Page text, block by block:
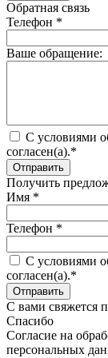
Обратная связь
Телефон *
Ваше обращение:
C условиями
согласен(а).*
Получить
Имя *
Телефон *
C условиями
согласен(а).*
С вами свяжется
Спасибо
Согласие на
персональных